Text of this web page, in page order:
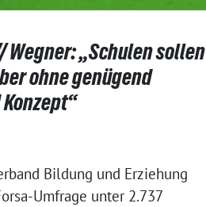
„Schulen sollen
ohne genügend
Bildung und Erziehung
Umfrage unter 2.737